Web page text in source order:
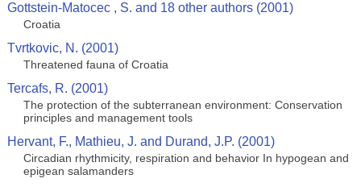
Gottstein-Matocec , S. and 18 other authors (2001)
Croatia
Tvrtkovic, N. (2001)
Threatened fauna of Croatia
Tercafs, R. (2001)
The protection of the subterranean environment: Conservation
principles and management tools
Hervant, F., Mathieu, J. and Durand, J.P. (2001)
Circadian rhythmicity, respiration and behavior In hypogean and
epigean salamanders